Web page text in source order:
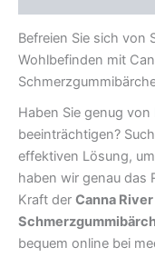
Befreien Sie sich von
Wohlbefinden mit
Haben Sie genug
beeinträchtigen?
effektiven Lösung,
haben wir genau das
Kraft der Canna
bequem online bei